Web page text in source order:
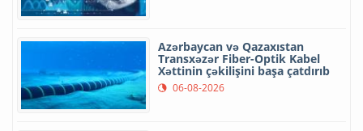
Azərbaycan və Qazaxıstan
Transxəzər Fiber-Optik Kabel
Xəttinin çəkilişini başa çatdırıb
06-08-2026